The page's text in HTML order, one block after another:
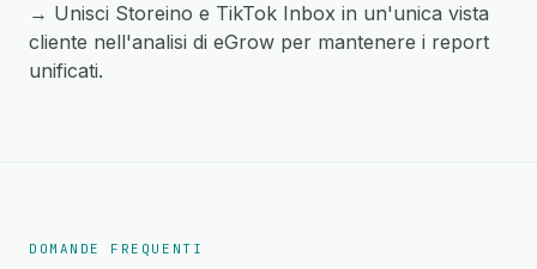
→ Unisci Storeino e TikTok Inbox in un'unica vista
cliente nell'analisi di eGrow per mantenere i report
unificati.
DOMANDE FREQUENTI